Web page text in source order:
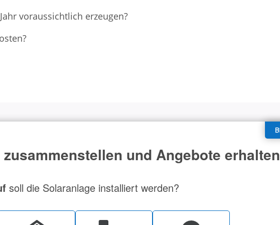
voraussichtlich erzeugen?
und Angebote erhalten
soll die Solaranlage installiert werden?